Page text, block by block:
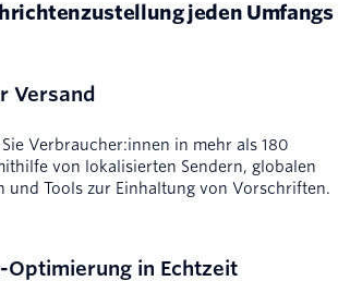
jeden Umfangs
Versand
Verbraucher:innen in mehr als 180
von lokalisierten Sendern, globalen
und Tools zur Einhaltung von Vorschriften.
Optimierung in Echtzeit